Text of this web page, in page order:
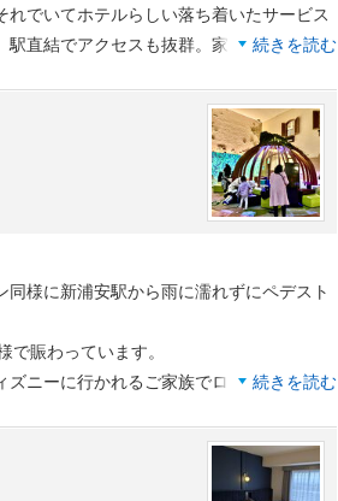
でいてホテルらしい落ち着いたサービス
直結でアクセスも抜群。家族の笑顔が見
続きを読む
様に新浦安駅から雨に濡れずにペデスト
賑わっています。
ニーに行かれるご家族でロビーは賑わっ
空間がお出迎えしてくれて、ホテルに入
続きを読む